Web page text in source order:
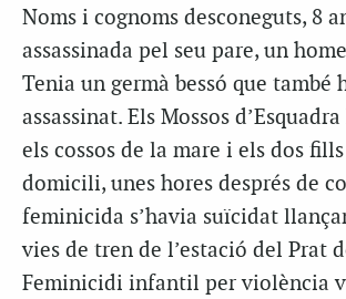
Noms i cognoms desconeguts, 8
assassinada pel seu pare, un
Tenia un germà bessó que també
assassinat. Els Mossos
els cossos de la mare i els dos
domicili, unes hores després de
feminicida s’havia suïcidat
vies de tren de l’estació del Prat
Feminicidi infantil per violència